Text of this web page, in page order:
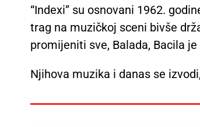
“Indexi” su osnovani 1962.
trag na muzičkoj sceni bivše
promijeniti sve, Balada, Bacila
Njihova muzika i danas se